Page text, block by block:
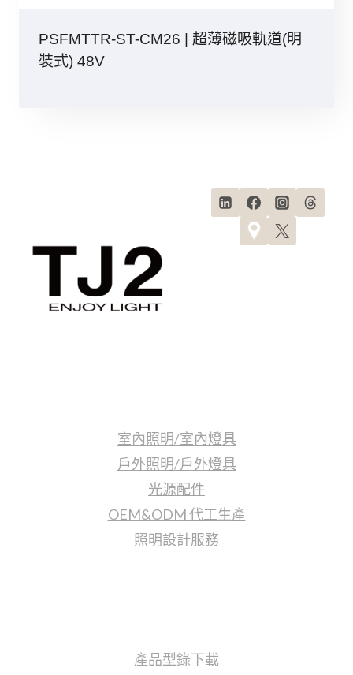
PSFMTTR-ST-CM26 | 超薄磁吸軌道(明
裝式) 48V
室內照明/室內燈具
戶外照明/戶外燈具
光源配件
OEM&ODM 代工生產
照明設計服務
產品型錄下載